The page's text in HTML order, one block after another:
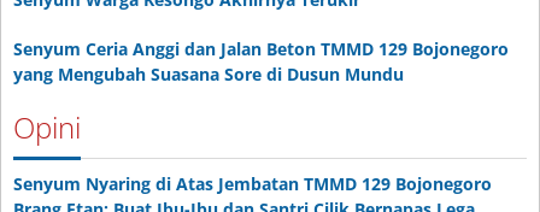
Senyum Ceria Anggi dan Jalan Beton TMMD 129 Bojonegoro
yang Mengubah Suasana Sore di Dusun Mundu
Opini
Senyum Nyaring di Atas Jembatan TMMD 129 Bojonegoro